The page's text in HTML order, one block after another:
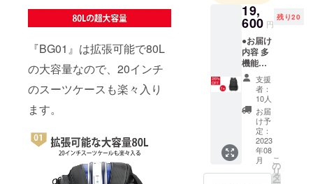
『BG01』は拡張可能で80L
の大容量なので、20インチ
のスーツケースも楽々入り
ます。
19,
600 円
残り20
●お届け
内容 多
機能大
容量
リュッ
クBG01
× 1個 ●
数量限
定！定
価から
26%OF
F 定価
26,500
支援
者：
10人
お届
け予
定：
2023
年08
月
こ
の
リ
タ